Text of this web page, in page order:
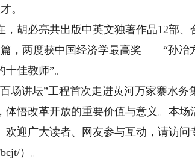
。
必亮共出版中英文独著作品12部、
，两度获中国经济学最高奖——“孙冶
佳教师”。
讲坛”工程首次走进黄河万家寨水务
体悟改革开放的重要价值与意义。本
欢迎广大读者、网友参与互动，请访问
）。